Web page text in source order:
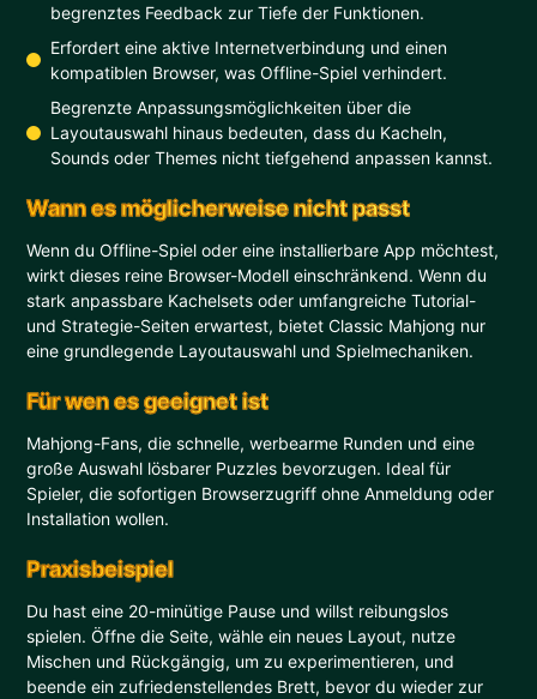
begrenztes Feedback zur Tiefe der Funktionen.
Erfordert eine aktive Internetverbindung und einen
kompatiblen Browser, was Offline-Spiel verhindert.
Begrenzte Anpassungsmöglichkeiten über die
Layoutauswahl hinaus bedeuten, dass du Kacheln,
Sounds oder Themes nicht tiefgehend anpassen kannst.
Wann es möglicherweise nicht passt
Wenn du Offline-Spiel oder eine installierbare App möchtest,
wirkt dieses reine Browser-Modell einschränkend. Wenn du
stark anpassbare Kachelsets oder umfangreiche Tutorial-
und Strategie-Seiten erwartest, bietet Classic Mahjong nur
eine grundlegende Layoutauswahl und Spielmechaniken.
Für wen es geeignet ist
Mahjong-Fans, die schnelle, werbearme Runden und eine
große Auswahl lösbarer Puzzles bevorzugen. Ideal für
Spieler, die sofortigen Browserzugriff ohne Anmeldung oder
Installation wollen.
Praxisbeispiel
Du hast eine 20-minütige Pause und willst reibungslos
spielen. Öffne die Seite, wähle ein neues Layout, nutze
Mischen und Rückgängig, um zu experimentieren, und
beende ein zufriedenstellendes Brett, bevor du wieder zur